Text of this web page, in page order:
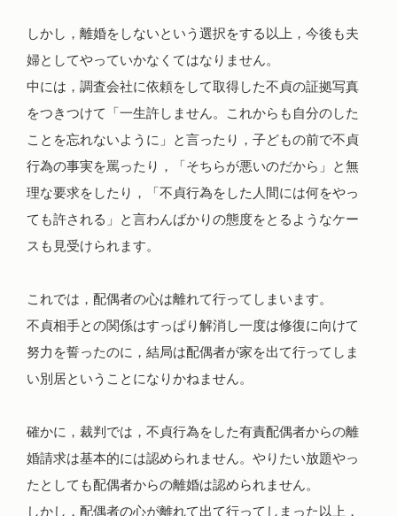
しかし，離婚をしないという選択をする以上，今後も夫
婦としてやっていかなくてはなりません。
中には，調査会社に依頼をして取得した不貞の証拠写真
をつきつけて「一生許しません。これからも自分のした
ことを忘れないように」と言ったり，子どもの前で不貞
行為の事実を罵ったり，「そちらが悪いのだから」と無
理な要求をしたり，「不貞行為をした人間には何をやっ
ても許される」と言わんばかりの態度をとるようなケー
スも見受けられます。
これでは，配偶者の心は離れて行ってしまいます。
不貞相手との関係はすっぱり解消し一度は修復に向けて
努力を誓ったのに，結局は配偶者が家を出て行ってしま
い別居ということになりかねません。
確かに，裁判では，不貞行為をした有責配偶者からの離
婚請求は基本的には認められません。やりたい放題やっ
たとしても配偶者からの離婚は認められません。
しかし，配偶者の心が離れて出て行ってしまった以上，